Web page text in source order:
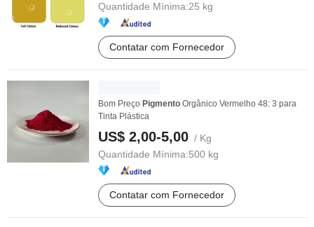
Quantidade Mínima:25 kg
Contatar com Fornecedor
Bom Preço Pigmento Orgânico Vermelho 48: 3 para
Tinta Plástica
US$ 2,00-5,00 / Kg
Quantidade Mínima:500 kg
Contatar com Fornecedor